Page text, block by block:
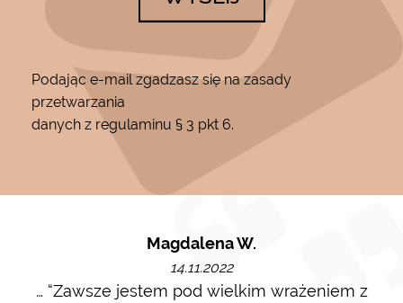
Podając e-mail zgadzasz się na zasady
przetwarzania
danych z regulaminu § 3 pkt 6.
Magdalena W.
14.11.2022
… “Zawsze jestem pod wielkim wrażeniem z